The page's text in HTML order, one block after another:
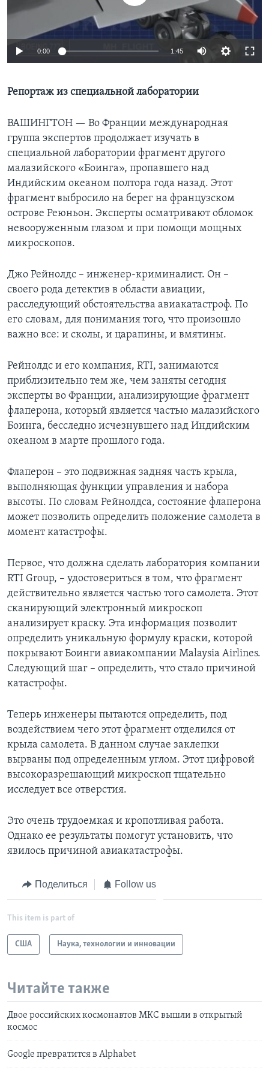
Learning English
СОЦИАЛЬНЫЕ СЕТИ
0:00 1:45
Репортаж из специальной лаборатории
ВАШИНГТОН — Во Франции международная
группа экспертов продолжает изучать в
специальной лаборатории фрагмент другого
малазийского «Боинга», пропавшего над
Индийским океаном полтора года назад. Этот
фрагмент выбросило на берег на французском
острове Реюньон. Эксперты осматривают обломок
невооруженным глазом и при помощи мощных
микроскопов.
Джо Рейнолдс – инженер-криминалист. Он –
своего рода детектив в области авиации,
расследующий обстоятельства авиакатастроф. По
его словам, для понимания того, что произошло
важно все: и сколы, и царапины, и вмятины.
Рейнолдс и его компания, RTI, занимаются
приблизительно тем же, чем заняты сегодня
эксперты во Франции, анализирующие фрагмент
флаперона, который является частью малазийского
Боинга, бесследно исчезнувшего над Индийским
океаном в марте прошлого года.
Флаперон – это подвижная задняя часть крыла,
выполняющая функции управления и набора
высоты. По словам Рейнолдса, состояние флаперона
может позволить определить положение самолета в
момент катастрофы.
Первое, что должна сделать лаборатория компании
RTI Group, – удостовериться в том, что фрагмент
действительно является частью того самолета. Этот
сканирующий электронный микроскоп
анализирует краску. Эта информация позволит
определить уникальную формулу краски, которой
покрывают Боинги авиакомпании Malaysia Airlines.
Следующий шаг – определить, что стало причиной
катастрофы.
Теперь инженеры пытаются определить, под
воздействием чего этот фрагмент отделился от
крыла самолета. В данном случае заклепки
вырваны под определенным углом. Этот цифровой
высокоразрешающий микроскоп тщательно
исследует все отверстия.
Это очень трудоемкая и кропотливая работа.
Однако ее результаты помогут установить, что
явилось причиной авиакатастрофы.
Поделиться Follow us
This item is part of
США Наука, технологии и инновации
Читайте также
Двое российских космонавтов МКС вышли в открытый
космос
Google превратится в Alphabet